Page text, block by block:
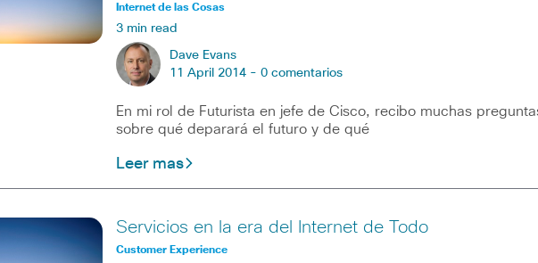
Internet de las Cosas
3 min read
Dave Evans
11 April 2014 - 0 comentarios
En mi rol de Futurista en jefe de Cisco, recibo muchas
sobre qué deparará el futuro y de qué
Leer mas
Servicios en la era del Internet de Todo
Customer Experience